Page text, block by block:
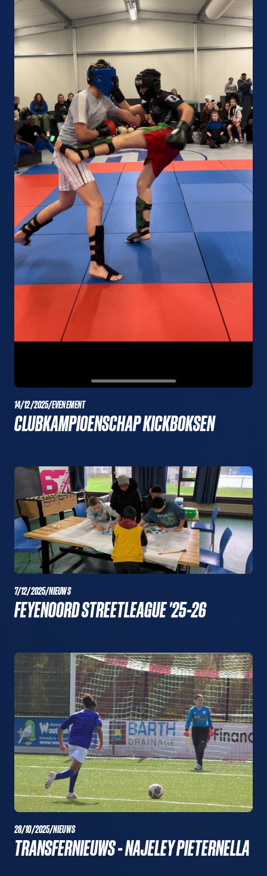
14/12/2025/EVENEMENT
CLUBKAMPIOENSCHAP KICKBOKSEN
7/12/2025/NIEUWS
FEYENOORD STREETLEAGUE '25-26
28/10/2025/NIEUWS
TRANSFERNIEUWS - NAJELEY PIETERNELLA